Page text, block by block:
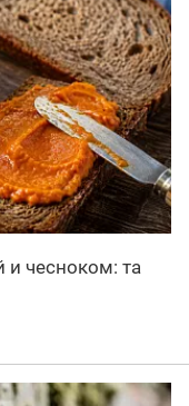
и чесноком: та